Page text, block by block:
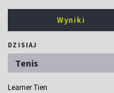
Wyniki
DZISIAJ
Tenis
Learner Tien